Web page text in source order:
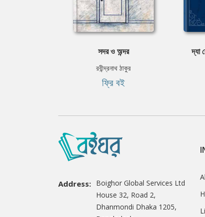
সদর ও অন্দর
রবীন্দ্রনাথ ঠাকুর
ফ্রি বই
দ্যা
Address: Boighor Global Services Ltd
House 32, Road 2,
Dhanmondi Dhaka 1205,